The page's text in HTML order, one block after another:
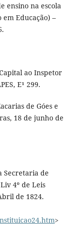
ensino na escola
Educação) –
ao Inspetor
E¹ 299.
de Góes e
18 de junho de
Secretaria de
4º de Leis
de 1824.
>